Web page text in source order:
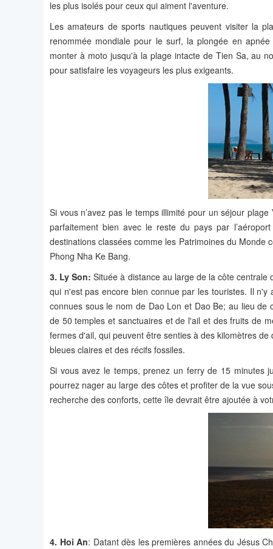
les plus isolés pour ceux qui aiment l'aventure.
Les amateurs de sports nautiques peuvent visiter la
renommée mondiale pour le surf, la plongée en
monter à moto jusqu'à la plage intacte de Tien Sa, au
pour satisfaire les voyageurs les plus exigeants.
Si vous n’avez pas le temps illimité pour un séjour
parfaitement bien avec le reste du pays par
destinations classées comme les Patrimoines du Monde
Phong Nha Ke Bang.
3. Ly Son:Située à distance au large de la côte
qui n'est pas encore bien connue par les touristes. Il
connues sous le nom de Dao Lon et Dao Be; au lieu
de 50 temples et sanctuaires et de l'ail et des fruits de
fermes d'ail, qui peuvent être senties à des kilomètres
bleues claires et des récifs fossiles.
Si vous avez le temps, prenez un ferry de 15 minutes
pourrez nager au large des côtes et profiter de la vue
recherche des conforts, cette île devrait être ajoutée à
4. Hoi An: Datant dès les premières années du Jésus